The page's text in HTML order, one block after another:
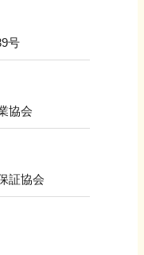
号
協会
証協会